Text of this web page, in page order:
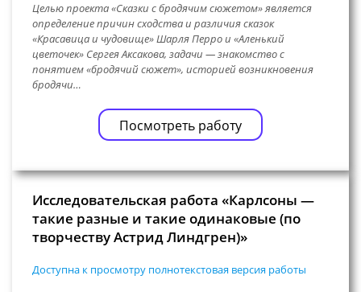
Целью проекта «Сказки с бродячим сюжетом» является
определение причин сходства и различия сказок
«Красавица и чудовище» Шарля Перро и «Аленький
цветочек» Сергея Аксакова, задачи — знакомство с
понятием «бродячий сюжет», историей возникновения
бродячи…
Посмотреть работу
Исследовательская работа «Карлсоны —
такие разные и такие одинаковые (по
творчеству Астрид Линдгрен)»
Доступна к просмотру полнотекстовая версия работы